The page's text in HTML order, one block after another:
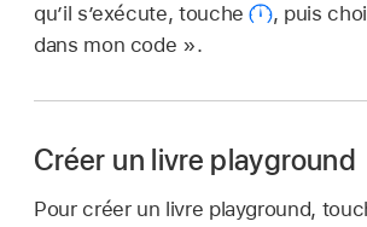
qu’il s’exécute, touche
, puis
dans mon code ».
Créer un livre playground
Pour créer un livre playground,